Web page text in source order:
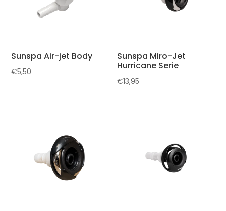
Sunspa Air-jet Body
€5,50
Sunspa Miro-Jet
Hurricane Serie
€13,95